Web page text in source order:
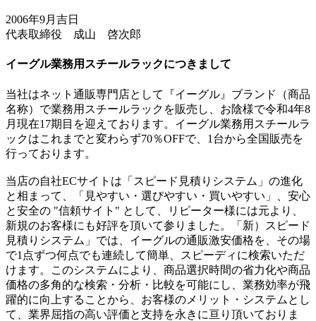
2006年9月吉日
代表取締役 成山 啓次郎
イーグル業務用スチールラックにつきまして
当社はネット通販専門店として『イーグル』ブランド（商品
名称）で業務用スチールラックを販売し、お陰様で令和4年8
月現在17期目を迎えております。イーグル業務用スチールラ
ックはこれまでと変わらず70％OFFで、1台から全国販売を
行っております。
当店の自社ECサイトは「スピード見積りシステム」の進化
と相まって、「見やすい・選びやすい・買いやすい」、安心
と安全の "信頼サイト" として、リピーター様には元より、
新規のお客様にも好評を頂いて参りました。「新）スピード
見積りシステム」では、イーグルの通販激安価格を、その場
で1点ずつ何点でも連続して簡単、スピーディに検索いただ
けます。このシステムにより、商品選択時間の省力化や商品
価格の多角的な検索・分析・比較を可能にし、業務効率が飛
躍的に向上することから、お客様のメリット・システムとし
て、業界屈指の高い評価と支持を永きに亘り頂いておりま